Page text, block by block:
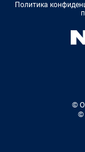
Политика
©
©